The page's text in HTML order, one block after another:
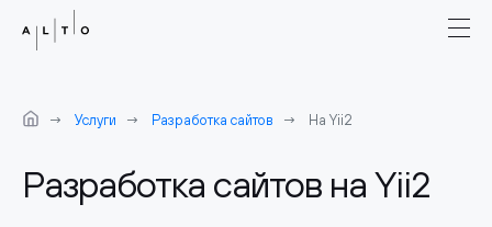
Услуги Разработка сайтов На Yii2
Разработка сайтов на Yii2